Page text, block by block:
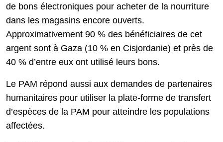
de bons électroniques pour acheter de la nourriture
dans les magasins encore ouverts.
Approximativement 90 % des bénéficiaires de cet
argent sont à Gaza (10 % en Cisjordanie) et près de
40 % d’entre eux ont utilisé leurs bons.
Le PAM répond aussi aux demandes de partenaires
humanitaires pour utiliser la plate-forme de transfert
d’espèces de la PAM pour atteindre les populations
affectées.